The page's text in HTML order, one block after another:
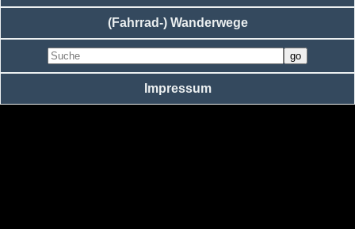
(Fahrrad-) Wanderwege
Impressum